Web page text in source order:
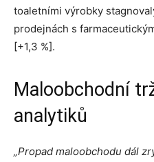
toaletními výrobky
prodejnách s
[+1,3 %].
Maloobchodní
analytiků
„Propad maloobchodu dál